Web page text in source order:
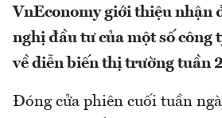
VnEconomy giới thiệu nhận
nghị đầu tư của một số công
về diễn biến thị trường tuần
Đóng cửa phiên cuối tuần